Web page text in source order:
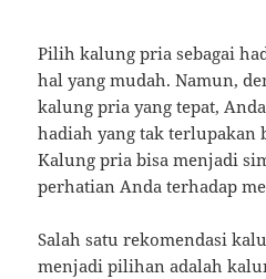
Pilih kalung pria sebagai
hal yang mudah. Namun,
kalung pria yang tepat,
hadiah yang tak terlupakan
Kalung pria bisa menjadi
perhatian Anda terhadap
Salah satu rekomendasi
menjadi pilihan adalah